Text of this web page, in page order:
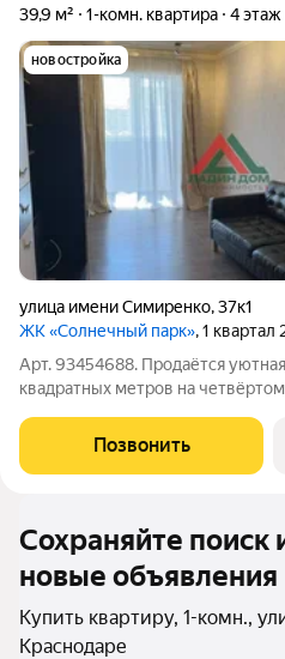
39,9 м² 1-комн. квартира 4 этаж
новостройка
улица имени Симиренко,37к1
ЖК «Солнечный парк», 1 квартал
Арт. 93454688. Продаётся
квадратных метров на
микрорайон Фестивальный,
построен в 2014 году
Позвонить
Сохраняйте поиск
новые объявления
Купить квартиру, 1-комн.,
Краснодаре